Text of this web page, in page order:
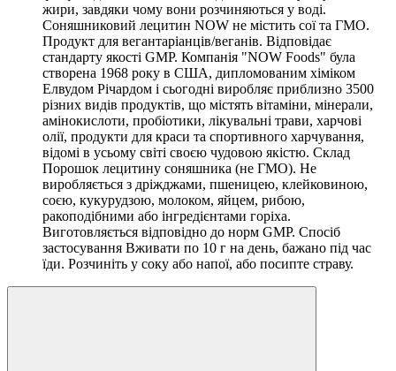
жири, завдяки чому вони розчиняються у воді.
Соняшниковий лецитин NOW не містить сої та ГМО.
Продукт для вегантаріанців/веганів. Відповідає
стандарту якості GMP. Компанія "NOW Foods" була
створена 1968 року в США, дипломованим хіміком
Елвудом Річардом і сьогодні виробляє приблизно 3500
різних видів продуктів, що містять вітаміни, мінерали,
амінокислоти, пробіотики, лікувальні трави, харчові
олії, продукти для краси та спортивного харчування,
відомі в усьому світі своєю чудовою якістю. Склад
Порошок лецитину соняшника (не ГМО). Не
виробляється з дріжджами, пшеницею, клейковиною,
соєю, кукурудзою, молоком, яйцем, рибою,
ракоподібними або інгредієнтами горіха.
Виготовляється відповідно до норм GMP. Спосіб
застосування Вживати по 10 г на день, бажано під час
їди. Розчиніть у соку або напої, або посипте страву.